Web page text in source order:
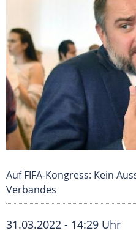
Auf FIFA-Kongress: Kein
Verbandes
31.03.2022 - 14:29 Uhr